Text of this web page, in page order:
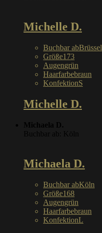
Michelle D.
Buchbar abBrüssel
Größe173
Augengrün
Haarfarbebraun
KonfektionS
Michelle D.
Michaela D.
Buchbar ab: Köln
Michaela D.
Buchbar abKöln
Größe168
Augengrün
Haarfarbebraun
KonfektionL